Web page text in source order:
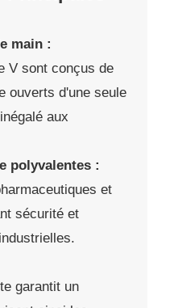
main :
V sont conçus de
ouverts d'une seule
aux
polyvalentes :
et
sécurité et
garantit un